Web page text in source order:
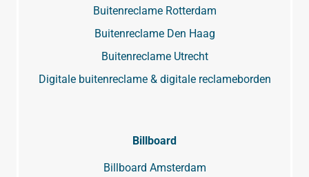
Buitenreclame Rotterdam
Buitenreclame Den Haag
Buitenreclame Utrecht
Digitale buitenreclame & digitale reclameborden
Billboard
Billboard Amsterdam